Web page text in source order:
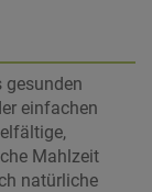
gesunden
einfachen
Mahlzeit
natürliche